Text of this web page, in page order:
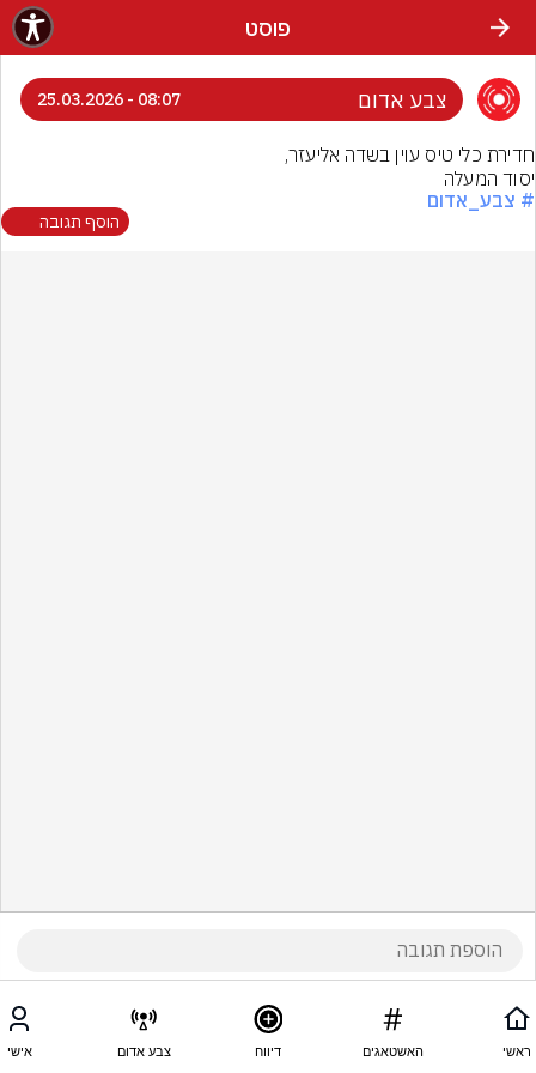
פוסט
צבע אדום 08:07 - 25.03.2026
יסוד המעלה
# צבע_אדום
הוסף תגובה
ראשי האשטאגים דיווח צבע אדום אישי